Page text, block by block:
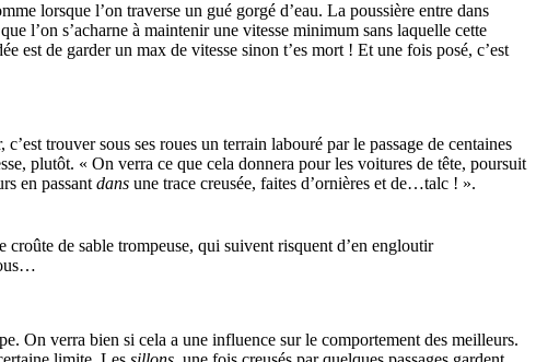
lorsque l’on traverse un gué gorgé d’eau. La poussière entre dans
l’on s’acharne à maintenir une vitesse minimum sans laquelle cette
est de garder un max de vitesse sinon t’es mort ! Et une fois posé, c’est
trouver sous ses roues un terrain labouré par le passage de centaines
plutôt. « On verra ce que cela donnera pour les voitures de tête, poursuit
en passant dans une trace creusée, faites d’ornières et de…talc ! ».
de sable trompeuse, qui suivent risquent d’en engloutir
On verra bien si cela a une influence sur le comportement des meilleurs.